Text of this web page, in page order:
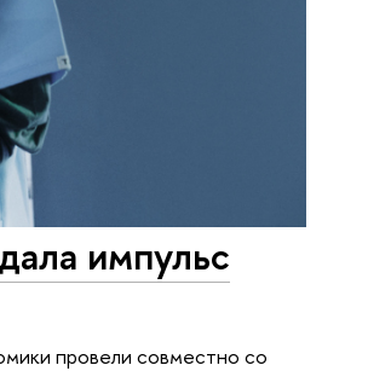
импульс
провели совместно со